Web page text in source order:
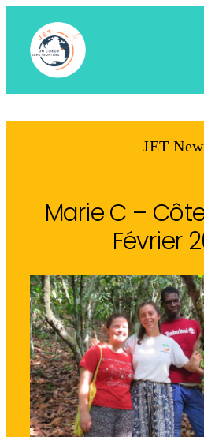
contenu
JET
Marie C –
Février